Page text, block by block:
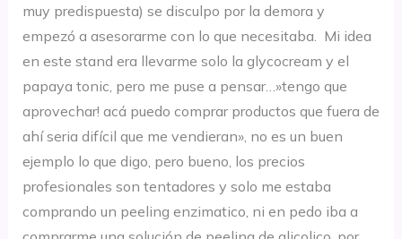
muy predispuesta) se disculpo por la demora y
empezó a asesorarme con lo que necesitaba. Mi idea
en este stand era llevarme solo la glycocream y el
papaya tonic, pero me puse a pensar…»tengo que
aprovechar! acá puedo comprar productos que fuera de
ahí seria difícil que me vendieran», no es un buen
ejemplo lo que digo, pero bueno, los precios
profesionales son tentadores y solo me estaba
comprando un peeling enzimatico, ni en pedo iba a